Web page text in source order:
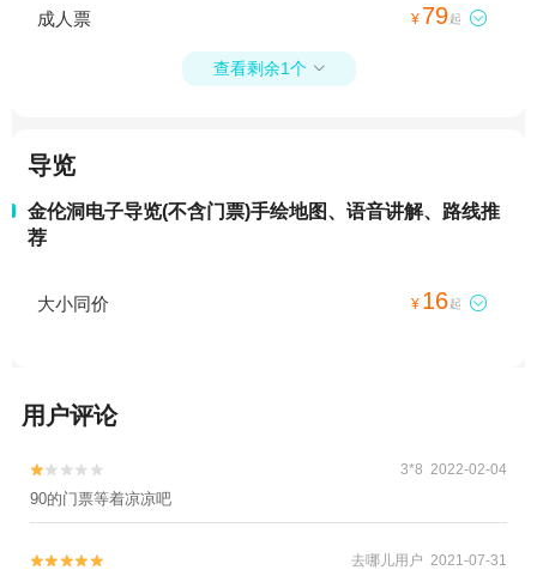
成人票 ¥ 79起 
查看剩余1个 
导览
金伦洞电子导览(不含门票)手绘地图、语音讲解、路线推
荐
大小同价 ¥ 16起 
用户评论

 3*8 2022-02-04
90的门票等着凉凉吧

 去哪儿用户 2021-07-31